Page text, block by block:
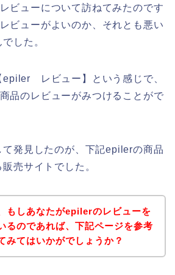
ビューについて訪ねてみたのです
ビューがよいのか、それとも悪い
した。
epiler レビュー】という感じで、
品のレビューがみつけることがで
て発見したのが、下記epilerの商品
売サイトでした。
もしあなたがepilerのレビューを
るのであれば、下記ページを参考
みてはいかがでしょうか？